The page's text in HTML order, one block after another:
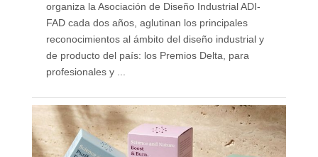
organiza la Asociación de Diseño Industrial ADI-
FAD cada dos años, aglutinan los principales
reconocimientos al ámbito del diseño industrial y
de producto del país: los Premios Delta, para
profesionales y ...